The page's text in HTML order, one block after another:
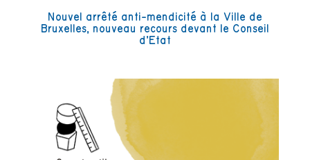
Nouvel arrêté anti-mendicité à la Ville de
Bruxelles, nouveau recours devant le Conseil
d’Etat